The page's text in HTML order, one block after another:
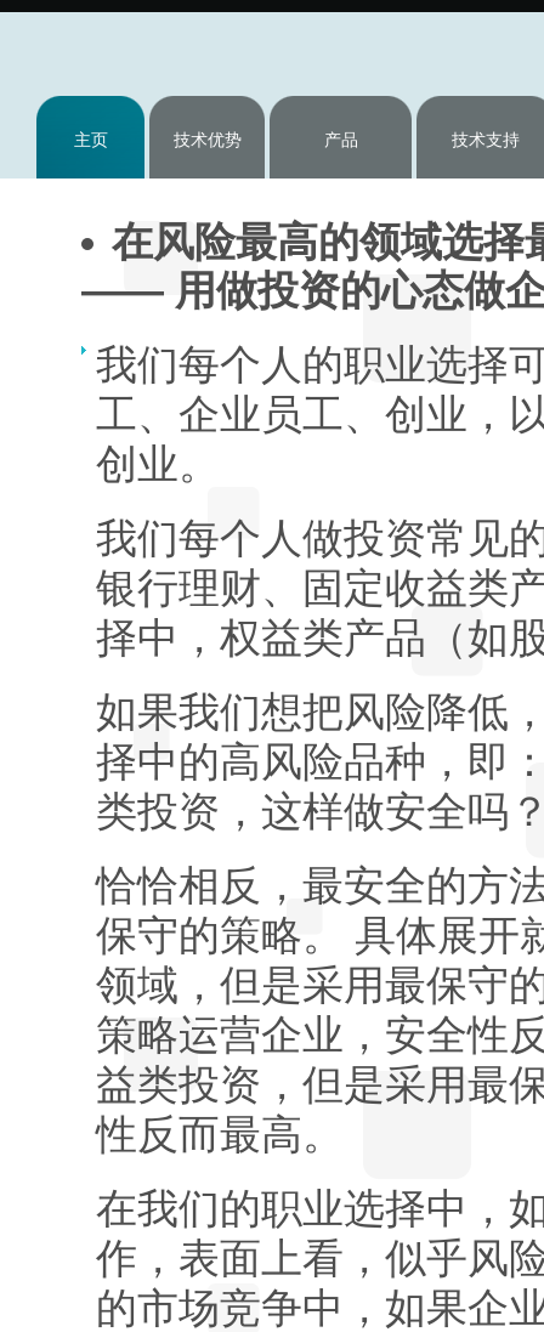
主页 技术优势 产品 技术支持
在风险最高的领域选择
—— 用做投资的心态做
我们每个人的职业选择
工、企业员工、创业，
创业。
我们每个人做投资常见
银行理财、固定收益类
择中，权益类产品（如
如果我们想把风险降低
择中的高风险品种，即
类投资，这样做安全吗
恰恰相反，最安全的方
保守的策略。 具体展开
领域，但是采用最保守
策略运营企业，安全性
益类投资，但是采用最
性反而最高。
在我们的职业选择中，
作，表面上看，似乎风
的市场竞争中，如果企